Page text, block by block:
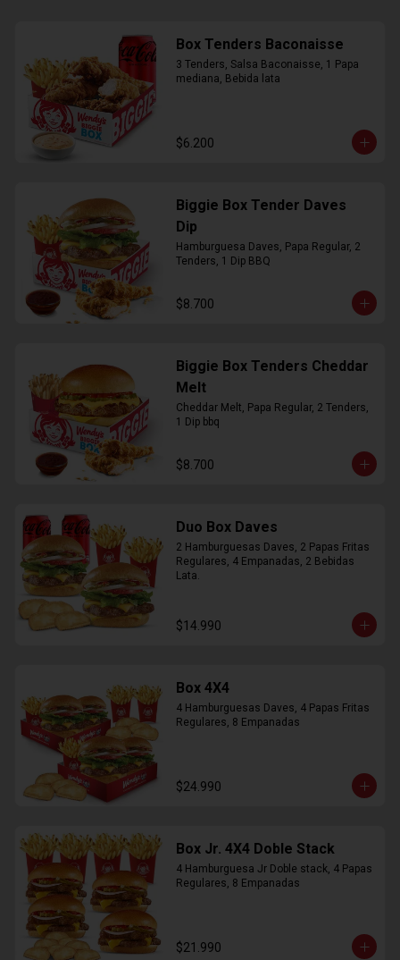
Box Tenders Baconaisse
3 Tenders, Salsa Baconaisse, 1 Papa
mediana, Bebida lata
$6.200
Biggie Box Tender Daves
Dip
Hamburguesa Daves, Papa Regular, 2
Tenders, 1 Dip BBQ
$8.700
Biggie Box Tenders Cheddar
Melt
Cheddar Melt, Papa Regular, 2 Tenders,
1 Dip bbq
$8.700
Duo Box Daves
2 Hamburguesas Daves, 2 Papas Fritas
Regulares, 4 Empanadas, 2 Bebidas
Lata.
$14.990
Box 4X4
4 Hamburguesas Daves, 4 Papas Fritas
Regulares, 8 Empanadas
$24.990
Box Jr. 4X4 Doble Stack
4 Hamburguesa Jr Doble stack, 4 Papas
Regulares, 8 Empanadas
$21.990